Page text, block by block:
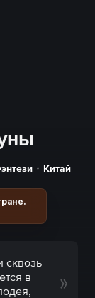
Китай
сквозь
в